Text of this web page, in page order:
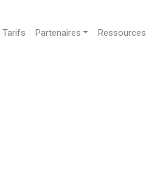
Tarifs Partenaires Ressources